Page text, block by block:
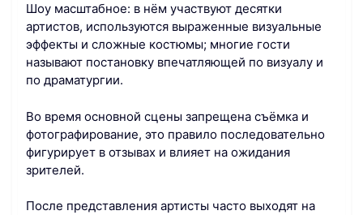
Шоу масштабное: в нём участвуют десятки
артистов, используются выраженные визуальные
эффекты и сложные костюмы; многие гости
называют постановку впечатляющей по визуалу и
по драматургии.
Во время основной сцены запрещена съёмка и
фотографирование, это правило последовательно
фигурирует в отзывах и влияет на ожидания
зрителей.
После представления артисты часто выходят на